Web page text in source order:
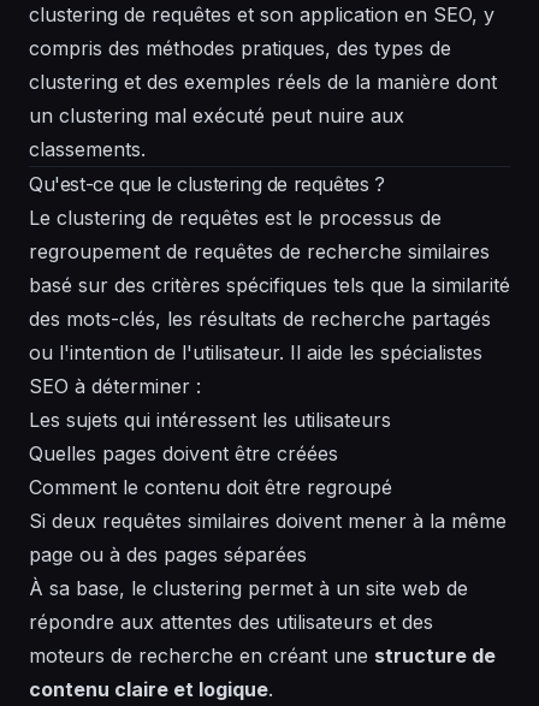
clustering de requêtes et son application en SEO, y
compris des méthodes pratiques, des types de
clustering et des exemples réels de la manière dont
un clustering mal exécuté peut nuire aux
classements.
Qu'est-ce que le clustering de requêtes ?
Le clustering de requêtes est le processus de
regroupement de requêtes de recherche similaires
basé sur des critères spécifiques tels que la similarité
des mots-clés, les résultats de recherche partagés
ou l'intention de l'utilisateur. Il aide les spécialistes
SEO à déterminer :
Les sujets qui intéressent les utilisateurs
Quelles pages doivent être créées
Comment le contenu doit être regroupé
Si deux requêtes similaires doivent mener à la même
page ou à des pages séparées
À sa base, le clustering permet à un site web de
répondre aux attentes des utilisateurs et des
moteurs de recherche en créant une structure de
contenu claire et logique.